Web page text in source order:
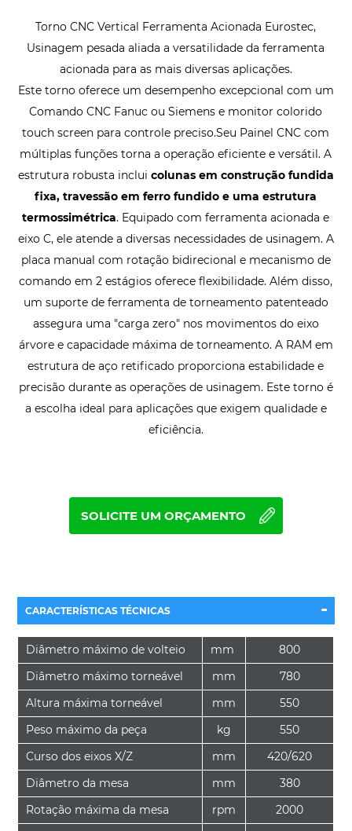
Torno CNC Vertical Ferramenta Acionada Eurostec,
Usinagem pesada aliada a versatilidade da ferramenta
acionada para as mais diversas aplicações.
Este torno oferece um desempenho excepcional com um
Comando CNC Fanuc ou Siemens e monitor colorido
touch screen para controle preciso.Seu Painel CNC com
múltiplas funções torna a operação eficiente e versátil. A
estrutura robusta inclui colunas em construção fundida
fixa, travessão em ferro fundido e uma estrutura
termossimétrica. Equipado com ferramenta acionada e
eixo C, ele atende a diversas necessidades de usinagem. A
placa manual com rotação bidirecional e mecanismo de
comando em 2 estágios oferece flexibilidade. Além disso,
um suporte de ferramenta de torneamento patenteado
assegura uma "carga zero" nos movimentos do eixo
árvore e capacidade máxima de torneamento. A RAM em
estrutura de aço retificado proporciona estabilidade e
precisão durante as operações de usinagem. Este torno é
a escolha ideal para aplicações que exigem qualidade e
eficiência.
SOLICITE UM ORÇAMENTO
CARACTERÍSTICAS TÉCNICAS -
Diâmetro máximo de volteio mm
800
Diâmetro máximo torneável
mm
780
Altura máxima torneável
mm
550
Peso máximo da peça
kg
550
Curso dos eixos X/Z
mm
420/620
Diâmetro da mesa
mm
380
Rotação máxima da mesa
rpm
2000